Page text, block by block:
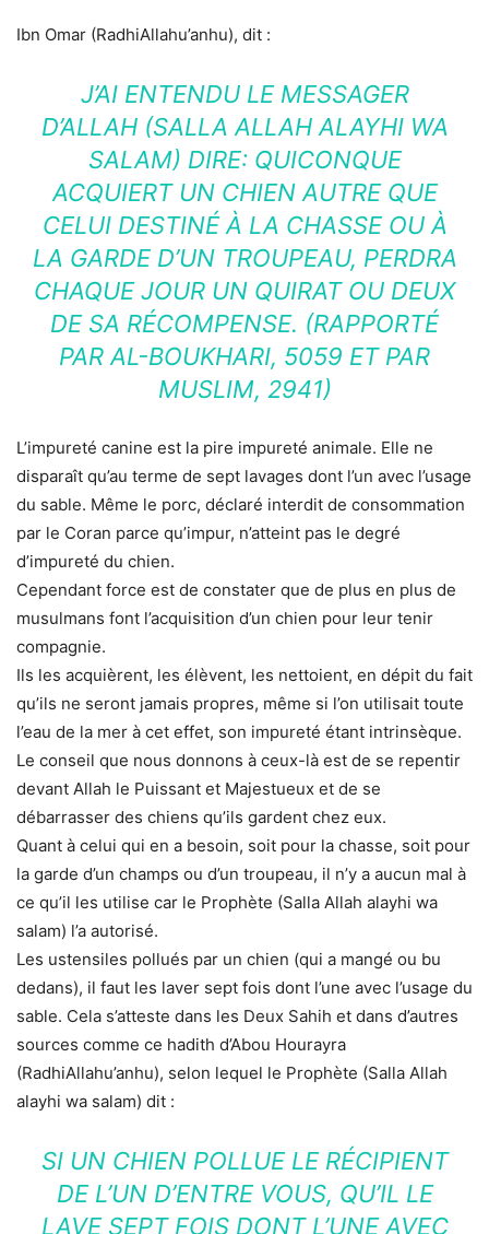
Ibn Omar (RadhiAllahu’anhu), dit :
J’AI ENTENDU LE MESSAGER
D’ALLAH (SALLA ALLAH ALAYHI WA
SALAM) DIRE: QUICONQUE
ACQUIERT UN CHIEN AUTRE QUE
CELUI DESTINÉ À LA CHASSE OU À
LA GARDE D’UN TROUPEAU, PERDRA
CHAQUE JOUR UN QUIRAT OU DEUX
DE SA RÉCOMPENSE. (RAPPORTÉ
PAR AL-BOUKHARI, 5059 ET PAR
MUSLIM, 2941)
L’impureté canine est la pire impureté animale. Elle ne
disparaît qu’au terme de sept lavages dont l’un avec l’usage
du sable. Même le porc, déclaré interdit de consommation
par le Coran parce qu’impur, n’atteint pas le degré
d’impureté du chien.
Cependant force est de constater que de plus en plus de
musulmans font l’acquisition d’un chien pour leur tenir
compagnie.
Ils les acquièrent, les élèvent, les nettoient, en dépit du fait
qu’ils ne seront jamais propres, même si l’on utilisait toute
l’eau de la mer à cet effet, son impureté étant intrinsèque.
Le conseil que nous donnons à ceux-là est de se repentir
devant Allah le Puissant et Majestueux et de se
débarrasser des chiens qu’ils gardent chez eux.
Quant à celui qui en a besoin, soit pour la chasse, soit pour
la garde d’un champs ou d’un troupeau, il n’y a aucun mal à
ce qu’il les utilise car le Prophète (Salla Allah alayhi wa
salam) l’a autorisé.
Les ustensiles pollués par un chien (qui a mangé ou bu
dedans), il faut les laver sept fois dont l’une avec l’usage du
sable. Cela s’atteste dans les Deux Sahih et dans d’autres
sources comme ce hadith d’Abou Hourayra
(RadhiAllahu’anhu), selon lequel le Prophète (Salla Allah
alayhi wa salam) dit :
SI UN CHIEN POLLUE LE RÉCIPIENT
DE L’UN D’ENTRE VOUS, QU’IL LE
LAVE SEPT FOIS DONT L’UNE AVEC